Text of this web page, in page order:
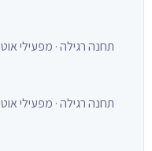
תחנה רגילה · מפעילי אוטובוסים
תחנה רגילה · מפעילי אוטובוסים